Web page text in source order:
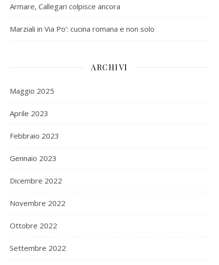
Armare, Callegari colpisce ancora
Marziali in Via Po’: cucina romana e non solo
ARCHIVI
Maggio 2025
Aprile 2023
Febbraio 2023
Gennaio 2023
Dicembre 2022
Novembre 2022
Ottobre 2022
Settembre 2022